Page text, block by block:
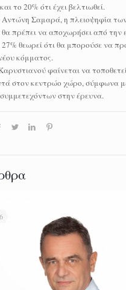
το 20% ότι έχει βελτιωθεί.
Σαμαρά, η πλειοψηφία
θα πρέπει να αποχωρήσει από την
θεωρεί ότι θα μπορούσε να
κόμματος.
φαίνεται να
στον κεντρώο χώρο, σύμφωνα
στην έρευνα.